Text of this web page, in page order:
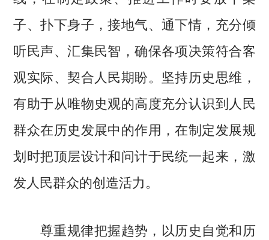
子、扑下身子，接地气、通下情，充分倾
听民声、汇集民智，确保各项决策符合客
观实际、契合人民期盼。坚持历史思维，
有助于从唯物史观的高度充分认识到人民
群众在历史发展中的作用，在制定发展规
划时把顶层设计和问计于民统一起来，激
发人民群众的创造活力。
尊重规律把握趋势，以历史自觉和历